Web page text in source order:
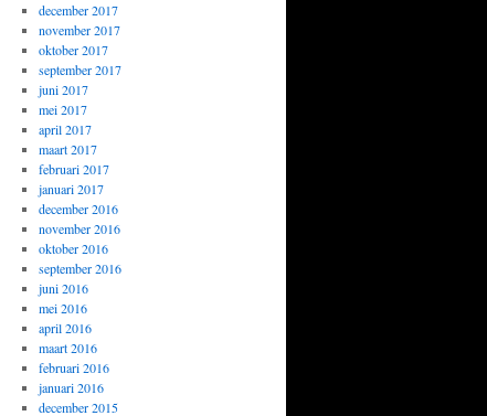
december 2017
november 2017
oktober 2017
september 2017
juni 2017
mei 2017
april 2017
maart 2017
februari 2017
januari 2017
december 2016
november 2016
oktober 2016
september 2016
juni 2016
mei 2016
april 2016
maart 2016
februari 2016
januari 2016
december 2015